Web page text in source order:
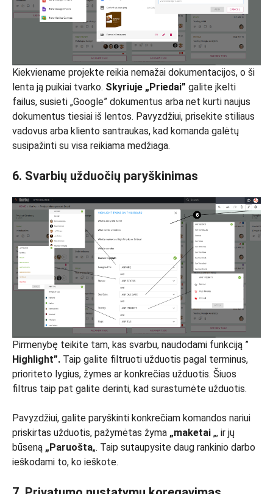
Kiekviename projekte reikia nemažai dokumentacijos, o ši
lenta ją puikiai tvarko. Skyriuje „Priedai” galite įkelti
failus, susieti „Google” dokumentus arba net kurti naujus
dokumentus tiesiai iš lentos. Pavyzdžiui, prisekite stiliaus
vadovus arba kliento santraukas, kad komanda galėtų
susipažinti su visa reikiama medžiaga.
6. Svarbių užduočių paryškinimas
Pirmenybę teikite tam, kas svarbu, naudodami funkciją ”
Highlight”. Taip galite filtruoti užduotis pagal terminus,
prioriteto lygius, žymes ar konkrečias užduotis. Šiuos
filtrus taip pat galite derinti, kad surastumėte užduotis.
Pavyzdžiui, galite paryškinti konkrečiam komandos nariui
priskirtas užduotis, pažymėtas žyma „maketai „, ir jų
būseną „Paruošta„. Taip sutaupysite daug rankinio darbo
ieškodami to, ko ieškote.